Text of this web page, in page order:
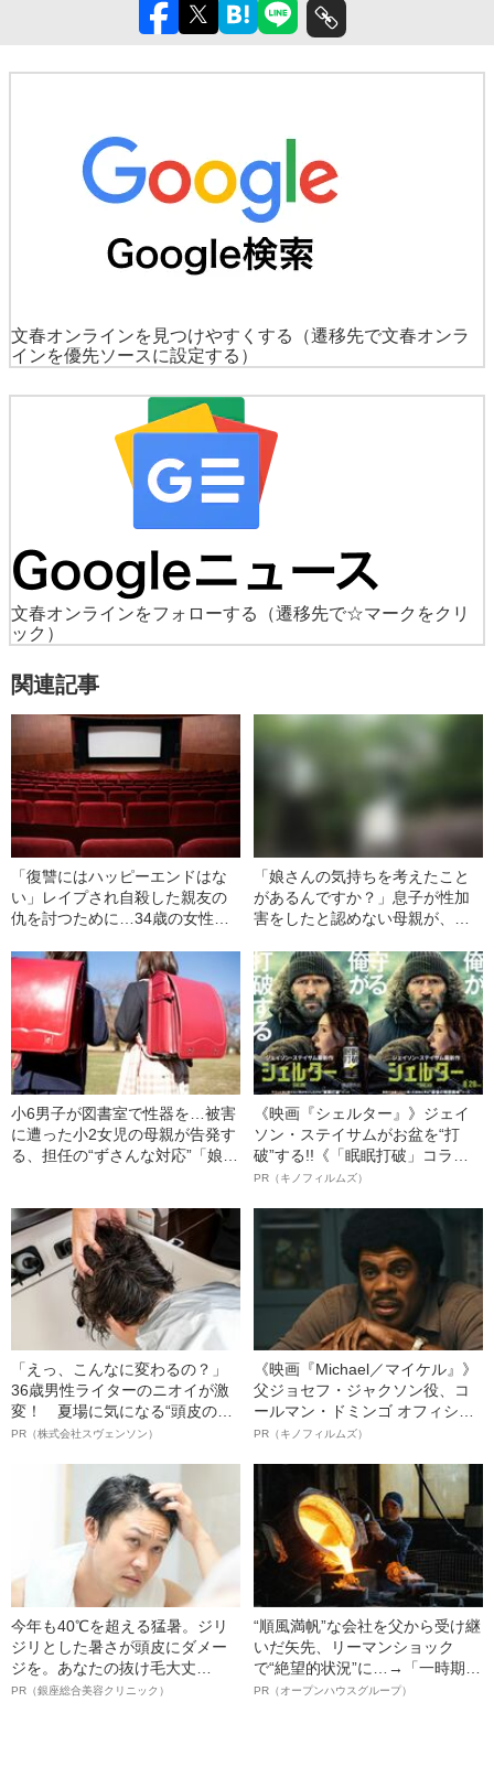
文春オンラインを見つけやすくする
（遷移先で文春オンラ
インを優先ソースに設定する）
文春オンラインをフォローする
（遷移先で☆マークをクリ
ック）
関連記事
「復讐にはハッピーエンドはな
い」レイプされ自殺した親友の
仇を討つために…34歳の女性監
「娘さんの気持ちを考えたこと
があるんですか？」息子が性加
害をしたと認めない母親が、逆
手すぎる一言”とは
小6男子が図書室で性器を…被害
に遭った小2女児の母親が告発す
る、担任の“ずさんな対応”「娘は
《映画『シェルター』》ジェイ
ソン・ステイサムがお盆を“打
破”する!!《「眠眠打破」コラ
ボ》
PR（キノフィルムズ）
「えっ、こんなに変わるの？」
36歳男性ライターのニオイが激
変！ 夏場に気になる“頭皮のニ
オイ”や“ベタつき”を解消す
ト”が生み出した徹底ケアとは
PR（株式会社スヴェンソン）
《映画『Michael／マイケル』》
父ジョセフ・ジャクソン役、コ
ールマン・ドミンゴ オフィシャ
ルインタビュー“観客を魅了した
語る”《日本興収70億円突破》
PR（キノフィルムズ）
今年も40℃を超える猛暑。ジリ
ジリとした暑さが頭皮にダメー
ジを。あなたの抜け毛大丈
夫！？
PR（銀座総合美容クリニック）
“順風満帆”な会社を父から受け継
いだ矢先、リーマンショック
で“絶望的状況”に…→「一時期は
納品3年待ち」のヒット商品を生
PR（オープンハウスグループ）